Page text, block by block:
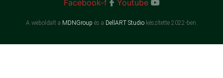
Facebook-f Youtube
A weboldalt a MDNGroup és a DellART Studiokészítette 2022-ben.